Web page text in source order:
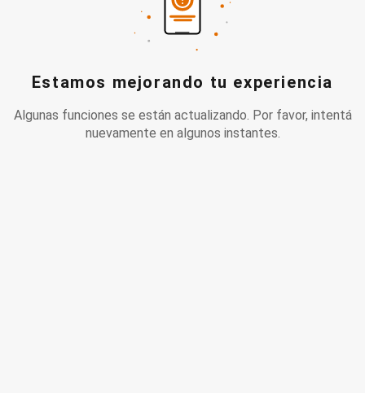
Estamos mejorando tu experiencia
Algunas funciones se están actualizando. Por favor, intentá
nuevamente en algunos instantes.